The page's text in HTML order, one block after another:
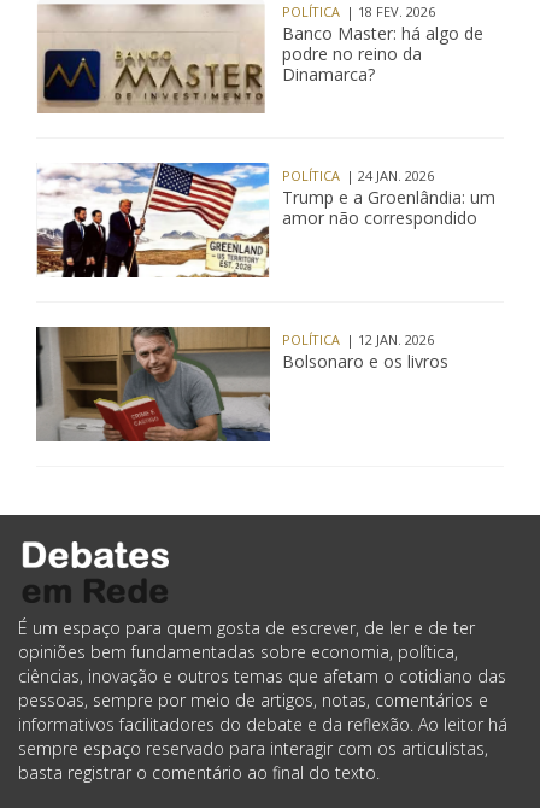
POLÍTICA | 18 FEV. 2026
Banco Master: há algo de
podre no reino da
Dinamarca?
POLÍTICA | 24 JAN. 2026
Trump e a Groenlândia: um
amor não correspondido
POLÍTICA | 12 JAN. 2026
Bolsonaro e os livros
É um espaço para quem gosta de escrever, de ler e de ter
opiniões bem fundamentadas sobre economia, política,
ciências, inovação e outros temas que afetam o cotidiano das
pessoas, sempre por meio de artigos, notas, comentários e
informativos facilitadores do debate e da reflexão. Ao leitor há
sempre espaço reservado para interagir com os articulistas,
basta registrar o comentário ao final do texto.